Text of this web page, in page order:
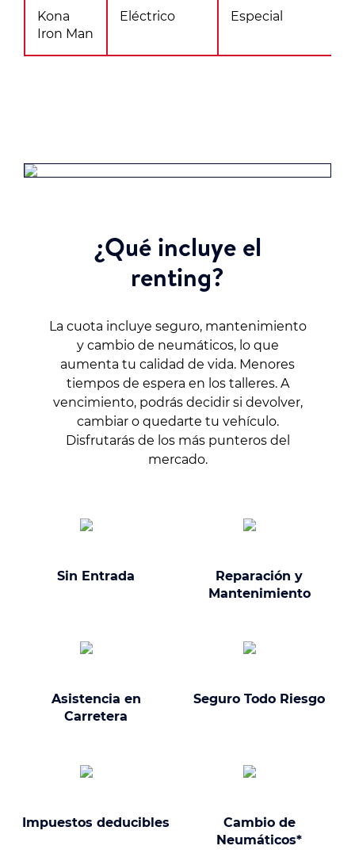
Kona
Iron Man
Eléctrico Especial
¿Qué incluye el
renting?
La cuota incluye seguro, mantenimiento
y cambio de neumáticos, lo que
aumenta tu calidad de vida. Menores
tiempos de espera en los talleres. A
vencimiento, podrás decidir si devolver,
cambiar o quedarte tu vehículo.
Disfrutarás de los más punteros del
mercado.
Sin Entrada
Reparación y
Mantenimiento
Asistencia en
Carretera
Seguro Todo Riesgo
Impuestos deducibles
Cambio de
Neumáticos*